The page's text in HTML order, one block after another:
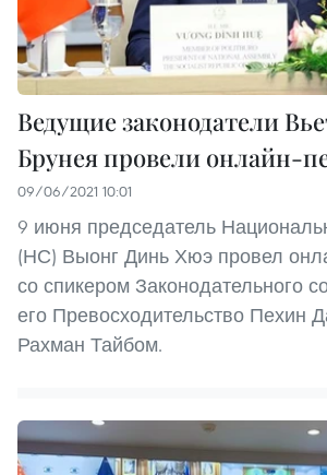
Ведущие законодатели
Брунея провели онлайн-
09/06/2021 10:01
9 июня председатель
(НС) Выонг Динь Хюэ провел
со спикером Законодательного
его Превосходительство Пехин
Рахман Тайбом.